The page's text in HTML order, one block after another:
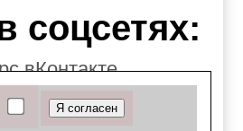
соцсетях:
вКонтакте
в YouTube